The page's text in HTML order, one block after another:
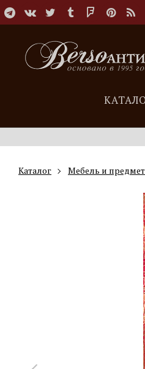
Каталог Мебель и